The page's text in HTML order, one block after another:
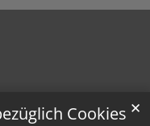
Cookies ✕